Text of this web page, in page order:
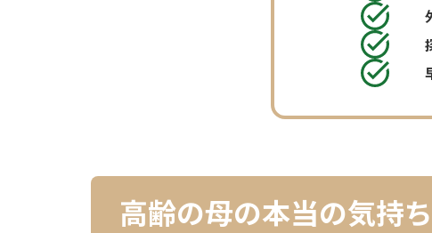
高齢の母の本当の気持